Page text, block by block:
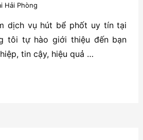
Hải Phòng
dịch vụ hút bể phốt uy tín tại
tôi tự hào giới thiệu đến bạn
tin cậy, hiệu quả …